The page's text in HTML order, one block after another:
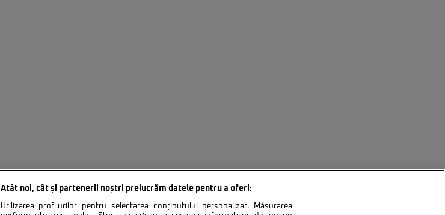
Atât noi, cât și partenerii noștri prelucrăm datele pentru a oferi:
Utilizarea profilurilor pentru selectarea conținutului personalizat. Măsurarea